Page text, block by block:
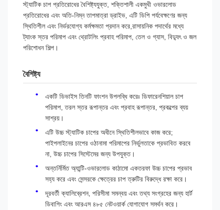
স্ট্যাটিক চাপ প্রতিরোধের বৈশিষ্ট্যযুক্ত, শক্তিশালী একমুখী ওভারলোড
প্রতিরোধের এবং অতি-নিম্ন তাপমাত্রা ড্রাইভ, এটি ডিপি পর্যবেক্ষণের জন্য
স্থিতিশীল এবং নির্ভরযোগ্য কর্মক্ষমতা প্রদান করে,রাসায়নিক পদার্থের মধ্যে
ট্যাংক স্তর পরিমাপ এবং থ্রোটলিং প্রবাহ পরিমাপ, তেল ও গ্যাস, বিদ্যুৎ ও জল
পরিশোধন শিল্প।
বৈশিষ্ট্য
একটি ডিভাইস তিনটি ফাংশন উপলব্ধি করেঃ ডিফারেনশিয়াল চাপ
পরিমাপ, তরল স্তর রূপান্তর এবং প্রবাহ রূপান্তর, প্রকল্পের ব্যয়
সাশ্রয়।
এটি উচ্চ স্ট্যাটিক চাপের অধীনে স্থিতিশীলভাবে কাজ করে;
পাইপলাইনের চাপের ওঠানামা পরিমাপের নির্ভুলতাকে প্রভাবিত করবে
না, উচ্চ চাপের সিস্টেমের জন্য উপযুক্ত।
অন্তর্নির্মিত অ্যান্টি-ওভারলোড কাঠামো একতরফা উচ্চ চাপের প্রভাব
সহ্য করে এবং সেন্সরকে ক্ষেত্রের চাপ ত্রুটির বিরুদ্ধে রক্ষা করে।
দূরবর্তী ক্যালিব্রেশন, পরিসীমা সমন্বয় এবং তথ্য সংগ্রহের জন্য হার্ট
ডিবাগিং এবং আরএস ৪৮৫ নেটওয়ার্ক যোগাযোগ সমর্থন করে।